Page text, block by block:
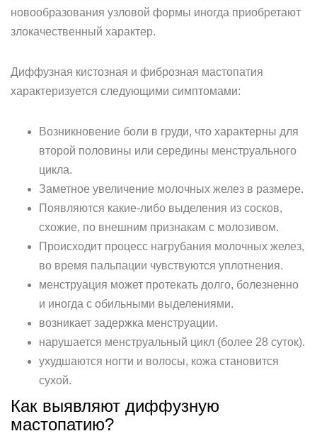
новообразования узловой формы иногда приобретают
злокачественный характер.
Диффузная кистозная и фиброзная мастопатия
характеризуется следующими симптомами:
Возникновение боли в груди, что характерны для
второй половины или середины менструального
цикла.
Заметное увеличение молочных желез в размере.
Появляются какие-либо выделения из сосков,
схожие, по внешним признакам с молозивом.
Происходит процесс нагрубания молочных желез,
во время пальпации чувствуются уплотнения.
менструация может протекать долго, болезненно
и иногда с обильными выделениями.
возникает задержка менструации.
нарушается менструальный цикл (более 28 суток).
ухудшаются ногти и волосы, кожа становится
сухой.
Как выявляют диффузную
мастопатию?